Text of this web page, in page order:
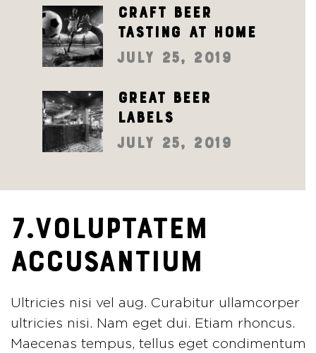
Craft beer
tasting at home
July 25, 2019
Great beer
labels
July 25, 2019
7.VOLUPTATEM
ACCUSANTIUM
Ultricies nisi vel aug. Curabitur ullamcorper
ultricies nisi. Nam eget dui. Etiam rhoncus.
Maecenas tempus, tellus eget condimentum